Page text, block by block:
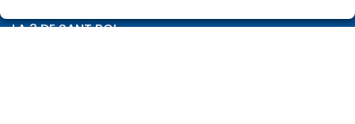
LA 3 DE SANT BOI